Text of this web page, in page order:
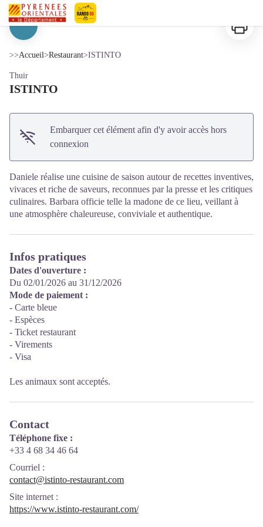
ISTINTO
>>Accueil>Restaurant>ISTINTO
Thuir
ISTINTO
Embarquer cet élément afin d'y avoir accès hors
connexion
Daniele réalise une cuisine de saison autour de recettes inventives,
vivaces et riche de saveurs, reconnues par la presse et les critiques
culinaires. Barbara officie telle la madone de ce lieu, veillant à
une atmosphère chaleureuse, conviviale et authentique.
Infos pratiques
Dates d'ouverture :
Du 02/01/2026 au 31/12/2026
Mode de paiement :
- Carte bleue
- Espèces
- Ticket restaurant
- Virements
- Visa
Les animaux sont acceptés.
Contact
Téléphone fixe :
+33 4 68 34 46 64
Courriel :
contact@istinto-restaurant.com
Site internet :
https://www.istinto-restaurant.com/